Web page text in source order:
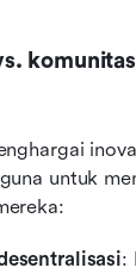
untuk
: